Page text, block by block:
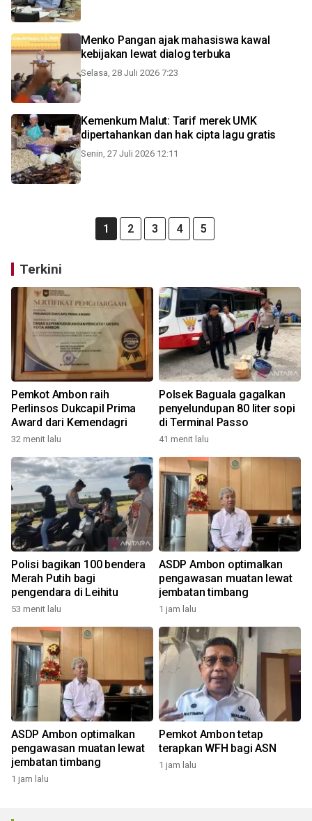
Menko Pangan ajak mahasiswa kawal
kebijakan lewat dialog terbuka
Selasa, 28 Juli 2026 7:23
Kemenkum Malut: Tarif merek UMK
dipertahankan dan hak cipta lagu gratis
Senin, 27 Juli 2026 12:11
1 2 3 4 5
Terkini
Pemkot Ambon raih
Perlinsos Dukcapil Prima
Award dari Kemendagri
32 menit lalu
Polsek Baguala gagalkan
penyelundupan 80 liter sopi
di Terminal Passo
41 menit lalu
Polisi bagikan 100 bendera
Merah Putih bagi
pengendara di Leihitu
53 menit lalu
ASDP Ambon optimalkan
pengawasan muatan lewat
jembatan timbang
1 jam lalu
ASDP Ambon optimalkan
pengawasan muatan lewat
jembatan timbang
1 jam lalu
Pemkot Ambon tetap
terapkan WFH bagi ASN
1 jam lalu